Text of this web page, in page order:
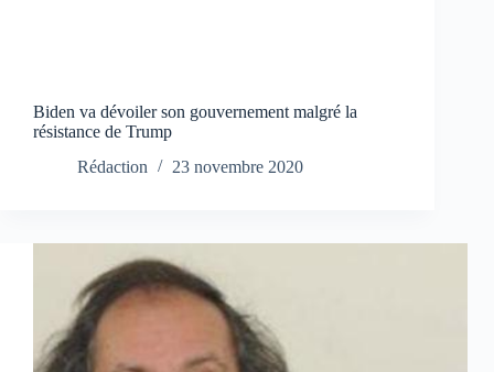
Biden va dévoiler son gouvernement malgré la
résistance de Trump
Rédaction
23 novembre 2020